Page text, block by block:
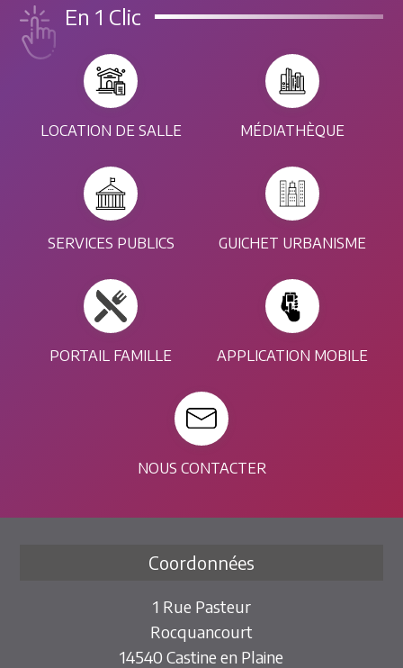
En 1 Clic
LOCATION DE SALLE MÉDIATHÈQUE
SERVICES PUBLICS GUICHET URBANISME
PORTAIL FAMILLE APPLICATION MOBILE
NOUS CONTACTER
Coordonnées
1 Rue Pasteur
Rocquancourt
14540 Castine en Plaine